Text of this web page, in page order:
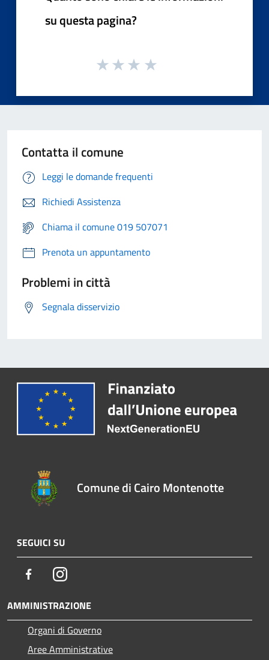
su questa pagina?
Contatta il comune
Leggi le domande frequenti
Richiedi Assistenza
Chiama il comune 019 507071
Prenota un appuntamento
Problemi in città
Segnala disservizio
Comune di Cairo Montenotte
SEGUICI SU
FacebookInstagram
AMMINISTRAZIONE
Organi di Governo
Aree Amministrative